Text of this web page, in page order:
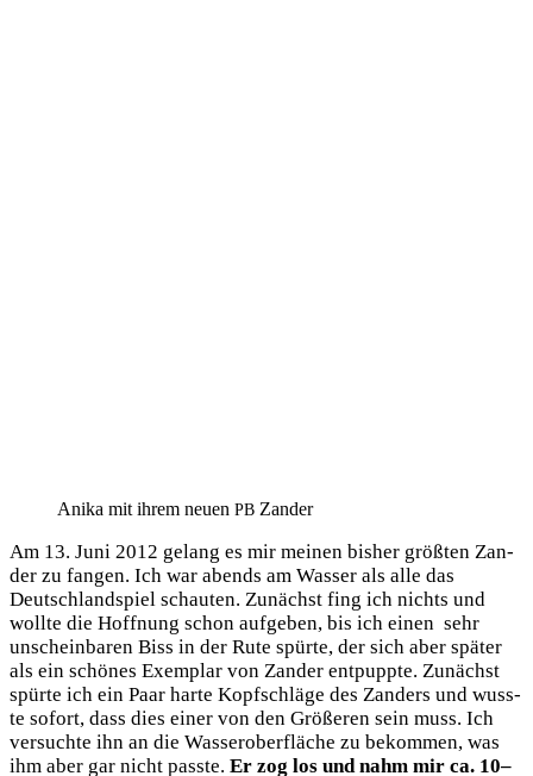
Anika mit ihrem neu­en PB Zander
Am 13. Juni 2012 gelang es mir mei­nen bis­her größ­ten Zan­
der zu fan­gen. Ich war abends am Was­ser als alle das
Deutsch­land­spiel schau­ten. Zunächst fing ich nichts und
woll­te die Hoff­nung schon auf­ge­ben, bis ich einen sehr
unschein­ba­ren Biss in der Rute spür­te, der sich aber spä­ter
als ein schö­nes Exem­plar von Zan­der ent­pupp­te. Zunächst
spür­te ich ein Paar har­te Kopf­schlä­ge des Zan­ders und wuss­
te sofort, dass dies einer von den Grö­ße­ren sein muss. Ich
ver­such­te ihn an die Was­ser­ober­flä­che zu bekom­men, was
ihm aber gar nicht pass­te. Er zog los und nahm mir ca. 10–